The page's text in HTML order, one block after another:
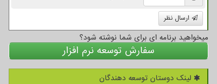
ارسال نظر
میخواهید برنامه ای برای شما نوشته شود؟
سفارش توسعه نرم افزار
لینک دوستان توسعه دهندگان